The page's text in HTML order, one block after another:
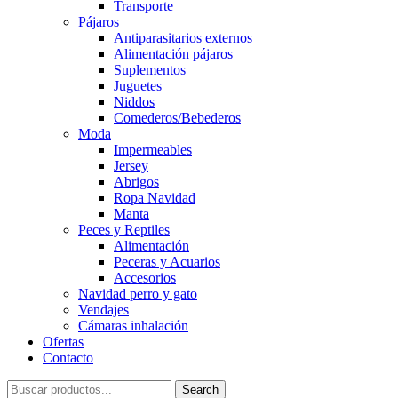
Transporte
Pájaros
Antiparasitarios externos
Alimentación pájaros
Suplementos
Juguetes
Niddos
Comederos/Bebederos
Moda
Impermeables
Jersey
Abrigos
Ropa Navidad
Manta
Peces y Reptiles
Alimentación
Peceras y Acuarios
Accesorios
Navidad perro y gato
Vendajes
Cámaras inhalación
Ofertas
Contacto
Search
Search